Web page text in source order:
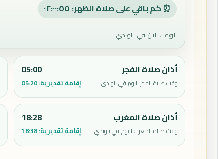
⏰ كم باقي على صلاة الظهر: ٠٢:٠٠:٥٤
الوقت الآن في ياوندي
أذان صلاة الفجر
وقت صلاة الفجر اليوم في ياوندي.
05:00
إقامة تقديرية:05:20
أذان صلاة المغرب
وقت صلاة المغرب اليوم في ياوندي.
18:28
إقامة تقديرية:18:38